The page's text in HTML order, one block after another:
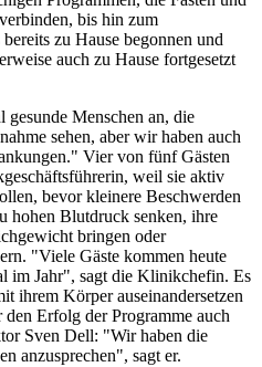
bis hin zum
zu Hause begonnen und
auch zu Hause fortgesetzt
Menschen an, die
sehen, aber wir haben auch
Vier von fünf Gästen
weil sie aktiv
bevor kleinere Beschwerden
hohen Blutdruck senken, ihre
bringen oder
"Viele Gäste kommen heute
im Jahr", sagt die Klinikchefin. Es
ihrem Körper auseinandersetzen
Erfolg der Programme auch
Sven Dell: "Wir haben die
anzusprechen", sagt er.